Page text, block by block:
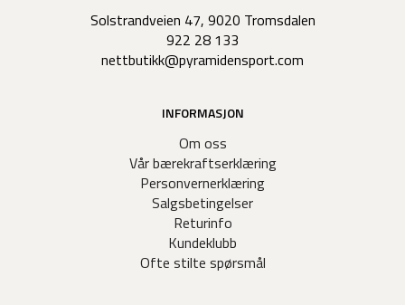
Solstrandveien 47, 9020 Tromsdalen
922 28 133
nettbutikk@pyramidensport.com
INFORMASJON
Om oss
Vår bærekraftserklæring
Personvernerklæring
Salgsbetingelser
Returinfo
Kundeklubb
Ofte stilte spørsmål